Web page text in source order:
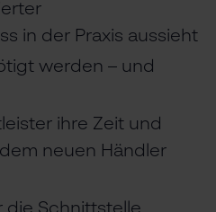
in der Praxis aussieht
werden – und
ihre Zeit und
neuen Händler